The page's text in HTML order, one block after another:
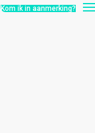
Kom ik in aanmerking?